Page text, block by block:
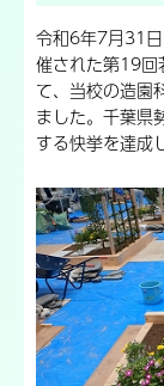
令和6年7月31
催された第19回
て、当校の造園
ました。千葉県
する快挙を達成